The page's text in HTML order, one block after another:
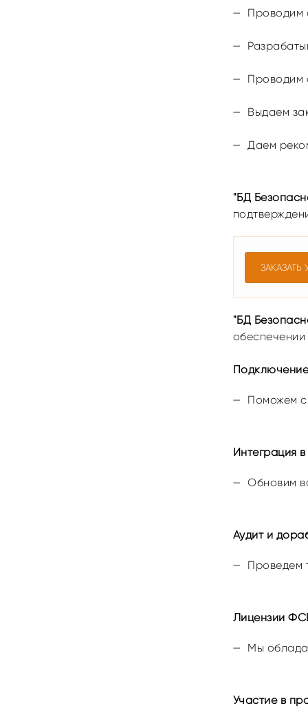
Проводим
Проводим
Выдаем
Даем
"БД
ЗАКАЗАТЬ
"БД
Поможем
Интеграция
Обновим
Аудит и
Проведем
Лицензии
Мы
Участие в